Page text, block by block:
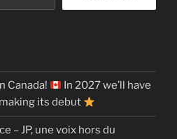
Canada!
In 2027 we’ll have
its debut
– JP, une voix hors du